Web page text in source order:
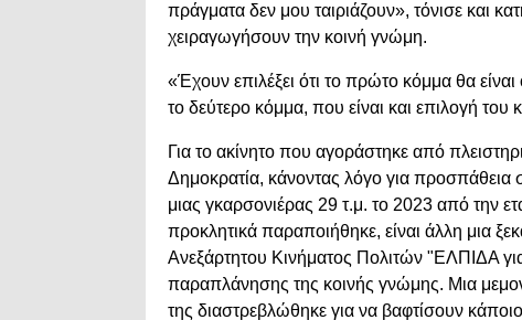
πράγματα δεν μου ταιριάζουν», τόνισε και
χειραγωγήσουν την κοινή γνώμη.
«Έχουν επιλέξει ότι το πρώτο κόμμα θα
το δεύτερο κόμμα, που είναι και επιλογή
Για το ακίνητο που αγοράστηκε από
Δημοκρατία, κάνοντας λόγο για
μιας γκαρσονιέρας 29 τ.μ. το 2023 από την
προκλητικά παραποιήθηκε, είναι άλλη μια
Ανεξάρτητου Κινήματος Πολιτών "ΕΛΠΙΔΑ
παραπλάνησης της κοινής γνώμης. Μια
της διαστρεβλώθηκε για να βαφτίσουν